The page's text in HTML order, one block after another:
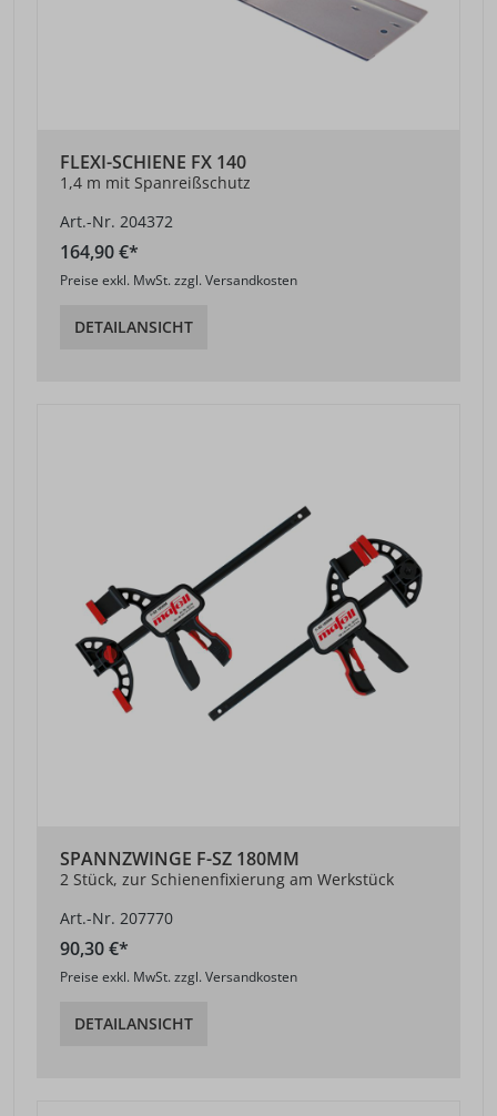
FLEXI-SCHIENE FX 140
1,4 m mit Spanreißschutz
Art.-Nr. 204372
164,90 €*
Preise exkl. MwSt. zzgl. Versandkosten
DETAILANSICHT
SPANNZWINGE F-SZ 180MM
2 Stück, zur Schienenfixierung am Werkstück
Art.-Nr. 207770
90,30 €*
Preise exkl. MwSt. zzgl. Versandkosten
DETAILANSICHT